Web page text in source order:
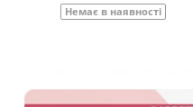
Немає в наявності